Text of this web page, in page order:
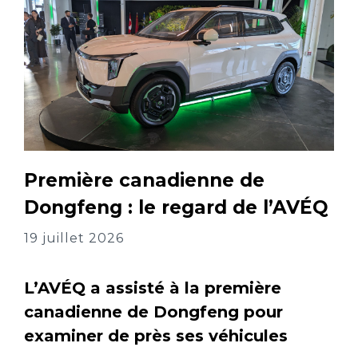
Première canadienne de
Dongfeng : le regard de l’AVÉQ
19 juillet 2026
L’AVÉQ a assisté à la première
canadienne de Dongfeng pour
examiner de près ses véhicules